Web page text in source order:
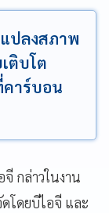
แปลงสภาพ
ติบโต
คาร์บอน
กล่าวในงาน
โดยบีไอจี และ